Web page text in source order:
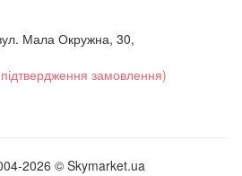
Мала Окружна, 30,
замовлення)
2026 © Skymarket.ua